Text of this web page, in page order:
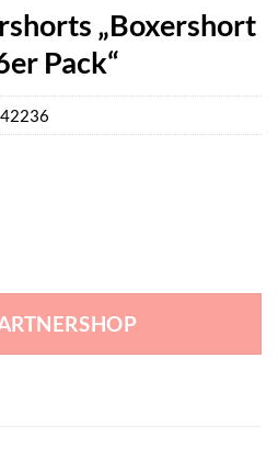
„Boxershort
Pack“